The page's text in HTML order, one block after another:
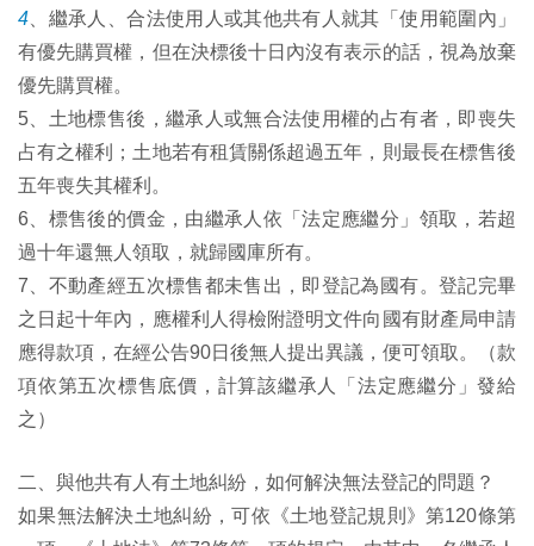
4 、繼承人、合法使用人或其他共有人就其「使用範圍內」
有優先購買權，但在決標後十日內沒有表示的話，視為放棄
優先購買權。
5 、土地標售後，繼承人或無合法使用權的占有者，即喪失
占有之權利；土地若有租賃關係超過五年，則最長在標售後
五年喪失其權利。
6、標售後的價金，由繼承人依「法定應繼分」領取，若超
過十年還無人領取，就歸國庫所有。
7 、不動產經五次標售都未售出，即登記為國有。登記完畢
之日起十年內，應權利人得檢附證明文件向國有財產局申請
應得款項，在經公告90日後無人提出異議，便可領取。（款
項依第五次標售底價，計算該繼承人「法定應繼分」發給
之）
二、與他共有人有土地糾紛，如何解決無法登記的問題？
如果無法解決土地糾紛，可依《土地登記規則》第120條第